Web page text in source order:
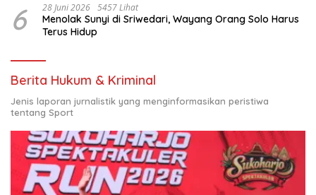
6 28 Juni 2026 5457 Lihat
Menolak Sunyi di Sriwedari, Wayang Orang Solo Harus
Terus Hidup
Berita Hukum & Kriminal
Jenis laporan jurnalistik yang menginformasikan peristiwa
tentang Sport